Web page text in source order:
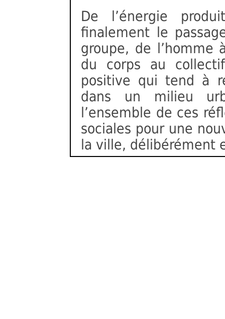
De l’énergie
finalement le
groupe, de l’homme
du corps au
positive qui tend à
dans un milieu
l’ensemble de ces
sociales pour une
la ville, délibérément